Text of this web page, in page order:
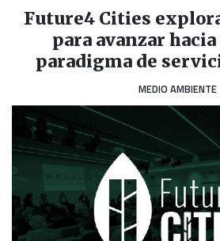
Future4 Cities
para avanzar
paradigma de
MEDIO AMBIENTE